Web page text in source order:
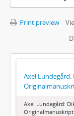
Print preview
Axel Lundegård:
Axel Lundegård:
Originalmanuskript